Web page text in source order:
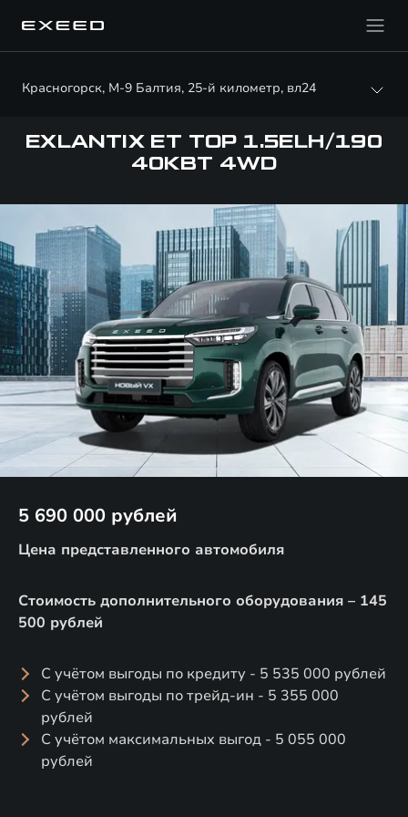
Красногорск, М-9 Балтия, 25-й километр, вл24
EXLANTIX ET TOP 1.5ELH/190
40КВТ 4WD
5 690 000 рублей
Цена представленного автомобиля
Стоимость дополнительного оборудования – 145
500 рублей
С учётом выгоды по кредиту - 5 535 000 рублей
С учётом выгоды по трейд-ин - 5 355 000
рублей
С учётом максимальных выгод - 5 055 000
рублей